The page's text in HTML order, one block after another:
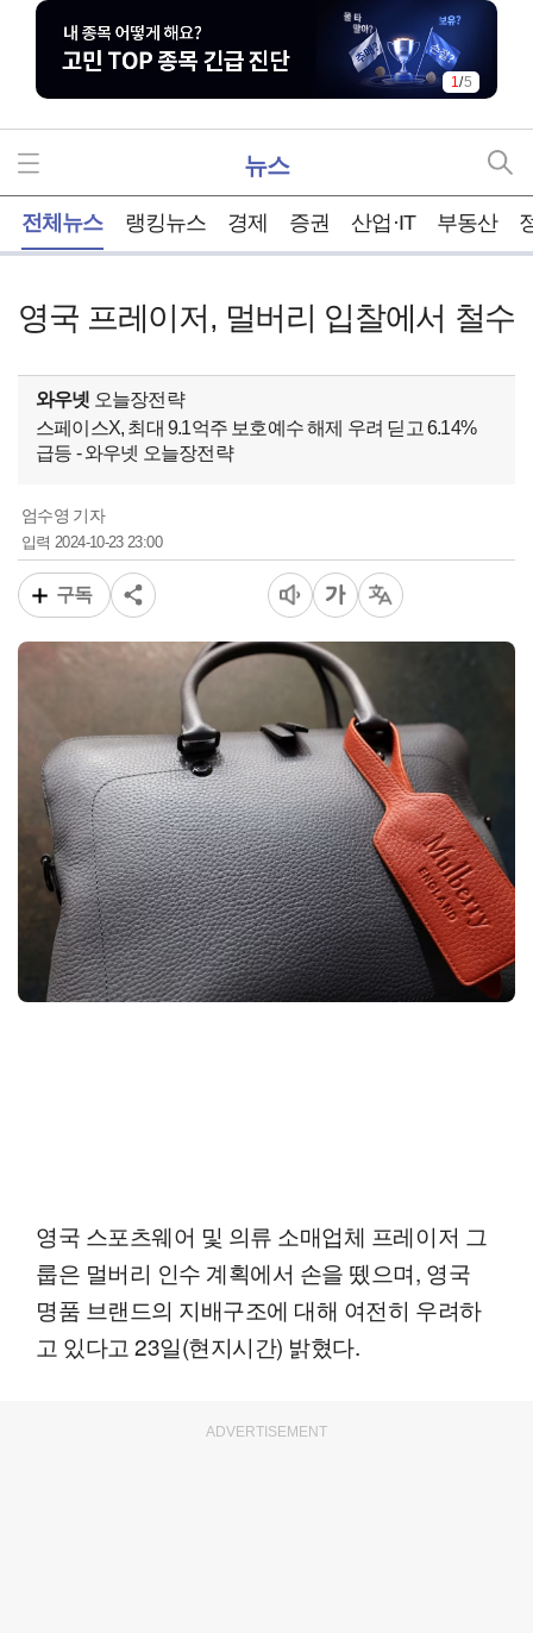
1/5
뉴스
전체뉴스 랭킹뉴스 경제 증권 산업·IT 부동산
영국 프레이저, 멀버리 입찰에서 철수
와우넷 오늘장전략
스페이스X, 최대 9.1억주 보호예수 해제 우려 딛고 6.14%
급등 - 와우넷 오늘장전략
엄수영 기자
입력2024-10-23 23:00
구독
영국 스포츠웨어 및 의류 소매업체 프레이저 그
룹은 멀버리 인수 계획에서 손을 뗐으며, 영국
명품 브랜드의 지배구조에 대해 여전히 우려하
고 있다고 23일(현지시간) 밝혔다.
ADVERTISEMENT